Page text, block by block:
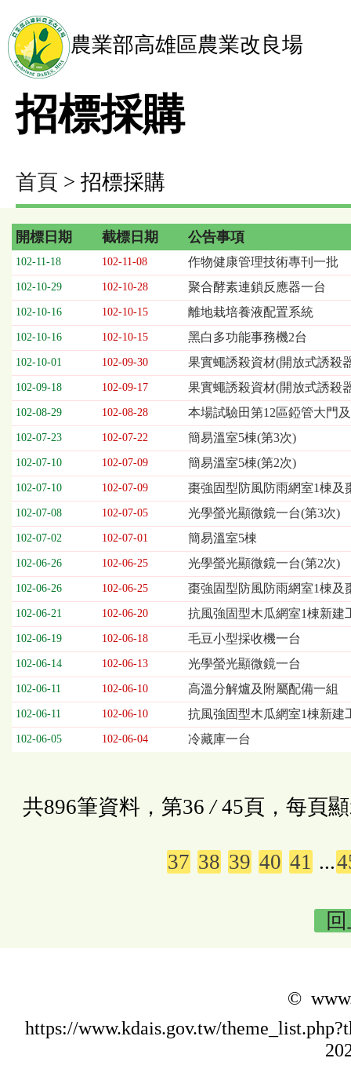
農業部高雄區農業改良場
招標採購
首頁 > 招標採購
招
標
採
購
列
表，
欄
位
依
序
開
標
期、
截
標
日
期、
公
告
事
項
開標日期 截標日期 公告事項
102-11-18 102-11-08 作物健康管理技術專刊一批
102-10-29 102-10-28 聚合酵素連鎖反應器一台
102-10-16 102-10-15 離地栽培養液配置系統
102-10-16 102-10-15 黑白多功能事務機2台
102-10-01 102-09-30 果實蠅誘殺資材(開放式誘殺
102-09-18 102-09-17 果實蠅誘殺資材(開放式誘殺
102-08-29 102-08-28 本場試驗田第12區錏管大門
102-07-23 102-07-22 簡易溫室5棟(第3次)
102-07-10 102-07-09 簡易溫室5棟(第2次)
102-07-10 102-07-09 棗強固型防風防雨網室1棟及
102-07-08 102-07-05 光學螢光顯微鏡一台(第3次)
102-07-02 102-07-01 簡易溫室5棟
102-06-26 102-06-25 光學螢光顯微鏡一台(第2次)
102-06-26 102-06-25 棗強固型防風防雨網室1棟及
102-06-21 102-06-20 抗風強固型木瓜網室1棟新建
102-06-19 102-06-18 毛豆小型採收機一台
102-06-14 102-06-13 光學螢光顯微鏡一台
102-06-11 102-06-10 高溫分解爐及附屬配備一組
102-06-11 102-06-10 抗風強固型木瓜網室1棟新建
102-06-05 102-06-04 冷藏庫一台
共896筆資料，第36 /45頁，每頁
37 38 39 40 41 ...
©
https://www.kdais.gov.tw/